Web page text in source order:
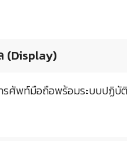
(Display)
รศัพท์มือถือพร้อมระบบปฏิบั